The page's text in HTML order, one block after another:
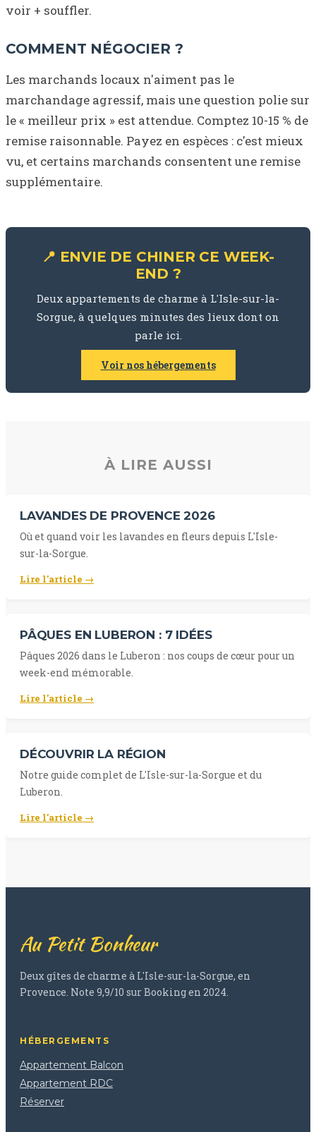
voir + souffler.
COMMENT NÉGOCIER ?
Les marchands locaux n'aiment pas le
marchandage agressif, mais une question polie sur
le « meilleur prix » est attendue. Comptez 10-15 % de
remise raisonnable. Payez en espèces : c'est mieux
vu, et certains marchands consentent une remise
supplémentaire.
📍 ENVIE DE CHINER CE WEEK-
END ?
Deux appartements de charme à L'Isle-sur-la-
Sorgue, à quelques minutes des lieux dont on
parle ici.
Voir nos hébergements
À LIRE AUSSI
LAVANDES DE PROVENCE 2026
Où et quand voir les lavandes en fleurs depuis L'Isle-
sur-la-Sorgue.
Lire l'article →
PÂQUES EN LUBERON : 7 IDÉES
Pâques 2026 dans le Luberon : nos coups de cœur pour un
week-end mémorable.
Lire l'article →
DÉCOUVRIR LA RÉGION
Notre guide complet de L'Isle-sur-la-Sorgue et du
Luberon.
Lire l'article →
Au Petit Bonheur
Deux gîtes de charme à L'Isle-sur-la-Sorgue, en
Provence. Note 9,9/10 sur Booking en 2024.
HÉBERGEMENTS
Appartement Balcon
Appartement RDC
Réserver